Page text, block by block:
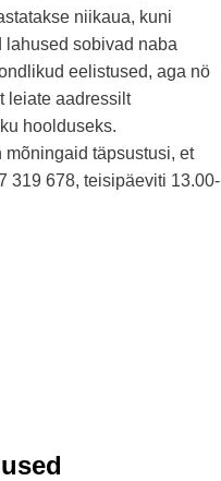
niikaua, kuni
sobivad naba
eelistused, aga nö
leiate aadressilt
hoolduseks.
täpsustusi, et
319 678, teisipäeviti 13.00-